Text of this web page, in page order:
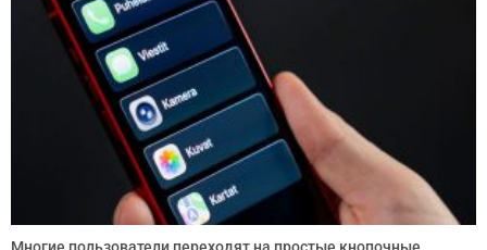
Многие пользователи переходят на простые кнопочные